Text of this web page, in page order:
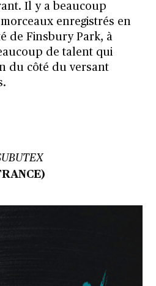
Il y a beaucoup
enregistrés en
de Finsbury Park, à
de talent qui
du côté du versant